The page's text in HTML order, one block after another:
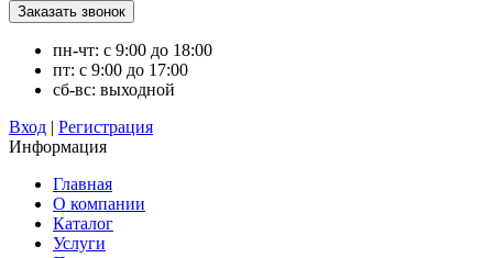
пн-чт: с 9:00 до 18:00
пт: с 9:00 до 17:00
сб-вс: выходной
Вход | Регистрация
Информация
Главная
О компании
Каталог
Услуги